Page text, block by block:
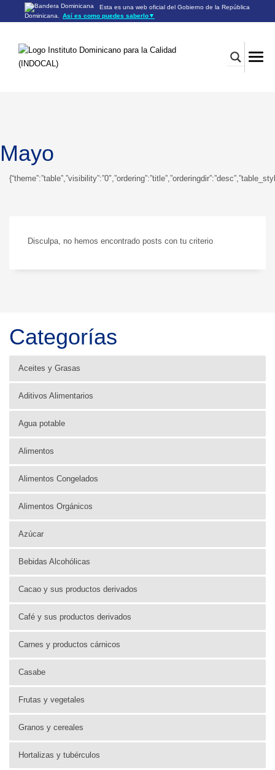
Esta es una web oficial del Gobierno de la República
Dominicana.
Así es como puedes saberlo▼
Los sitios web oficiales utilizan .gob.do o .gov.do
Los sitios web oficiales .gob.do o .gov.do seguros utilizan
HTTPS
Mayo
Disculpa, no hemos encontrado posts con tu criterio
Categorías
Aceites y Grasas
Aditivos Alimentarios
Agua potable
Alimentos
Alimentos Congelados
Alimentos Orgánicos
Azúcar
Bebidas Alcohólicas
Cacao y sus productos derivados
Café y sus productos derivados
Carnes y productos cárnicos
Casabe
Frutas y vegetales
Granos y cereales
Hortalizas y tubérculos